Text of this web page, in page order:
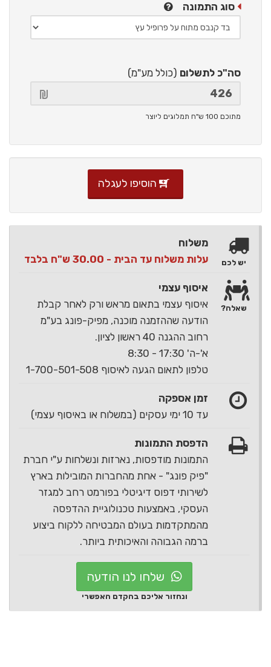
סוג התמונה
סה"כ לתשלום (כולל מע"מ)
מתוכם 100 ש"ח תמלוגים ליוצר
הוסיפו לעגלה
משלוח
עלות משלוח עד הבית - 30.00 ש"ח בלבד
איסוף עצמי
איסוף עצמי בתאום מראש ורק לאחר קבלת
הודעה שההזמנה מוכנה, מפיק-פונג בע"מ
רחוב ההגנה 40 ראשון לציון.
א'-ה' 17:30 - 8:30
טלפון לתאום הגעה לאיסוף 1-700-501-508
זמן אספקה
עד 10 ימי עסקים (במשלוח או באיסוף עצמי)
הדפסת התמונות
התמונות מודפסות, נארזות ונשלחות ע"י חברת
"פיק פונג" - אחת מהחברות המובילות בארץ
לשירותי דפוס דיגיטלי בפורמט רחב למגזר
העסקי, באמצעות טכנולוגיית ההדפסה
מהמתקדמות בעולם המבטיחה ללקוח ביצוע
ברמה הגבוהה והאיכותית ביותר.
יש לכם
שאלה?
שלחו לנו הודעה
ונחזור אליכם בהקדם האפשרי